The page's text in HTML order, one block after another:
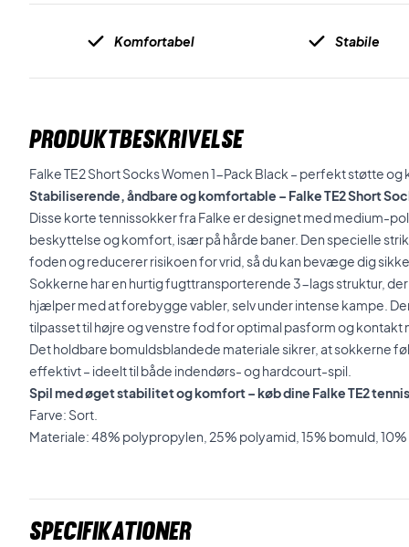
Komfortabel Stabile
PRODUKTBESKRIVELSE
Falke TE2 Short Socks Women 1-Pack Black – perfekt støtte
Stabiliserende, åndbare og komfortable – Falke TE2 Short
Disse korte tennissokker fra Falke er designet med medium-
beskyttelse og komfort, især på hårde baner. Den specielle
foden og reducerer risikoen for vrid, så du kan bevæge dig
Sokkerne har en hurtig fugttransporterende 3-lags struktur,
hjælper med at forebygge vabler, selv under intense kampe.
tilpasset til højre og venstre fod for optimal pasform og kontakt
Det holdbare bomuldsblandede materiale sikrer, at sokkerne
effektivt – ideelt til både indendørs- og hardcourt-spil.
Spil med øget stabilitet og komfort – køb dine Falke TE2
Farve: Sort.
Materiale: 48% polypropylen, 25% polyamid, 15% bomuld,
Specifikationer